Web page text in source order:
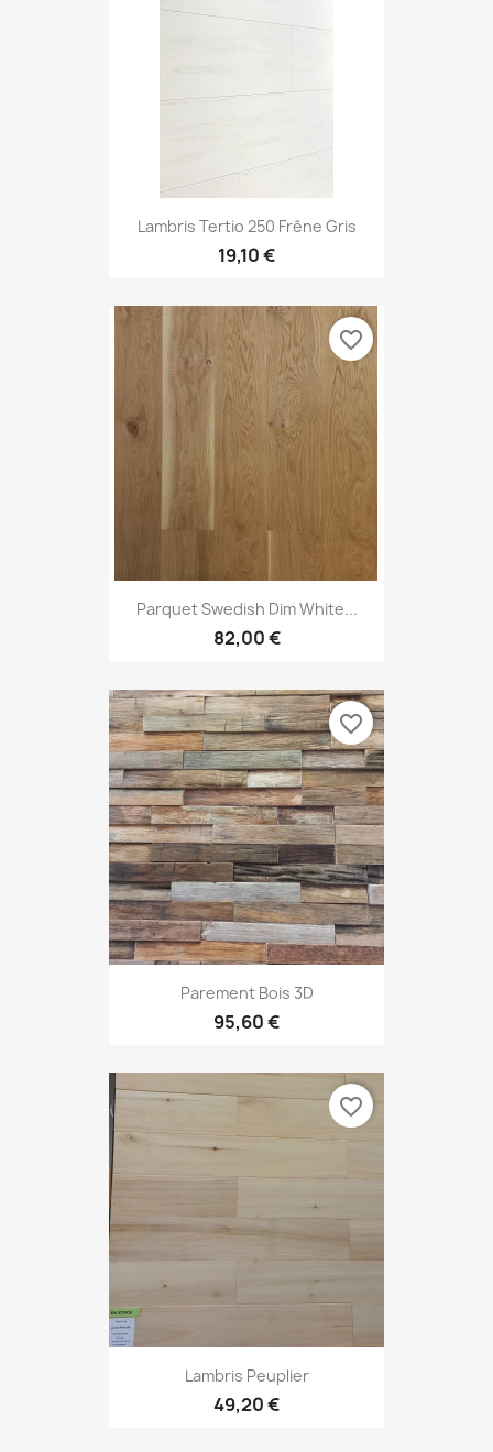
Lambris Tertio 250 Frêne Gris
19,10 €
Parquet Swedish Dim White...
82,00 €
favorite_border
Parement Bois 3D
95,60 €
favorite_border
Lambris Peuplier
49,20 €
favorite_border